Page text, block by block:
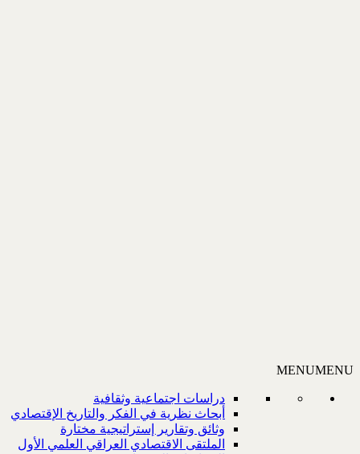
MENUMENU
دراسات اجتماعية وثقافية
أبحاث نظرية في الفكر والتاريخ الإقتصادي
وثائق وتقارير إستراتيجية مختارة
الملتقى الاقتصادي العراقي العلمي الأول